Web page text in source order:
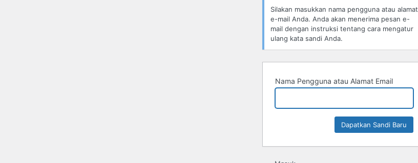
Silakan masukkan nama pengguna atau alamat
e-mail Anda. Anda akan menerima pesan e-
mail dengan instruksi tentang cara mengatur
ulang kata sandi Anda.
Nama Pengguna atau Alamat Email